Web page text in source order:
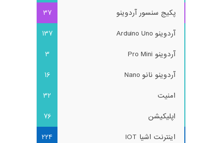
پکیج سنسور آردوینو
37
آردوینو Arduino Uno
137
آردوینو Pro Mini
3
آردوینو نانو Nano
16
امنیت
32
اپلیکیشن
76
اینترنت اشیا IOT
224